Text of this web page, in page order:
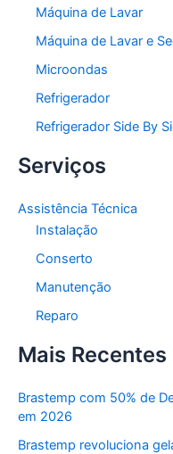
Máquina de Lavar
Máquina de Lavar e
Microondas
Refrigerador
Refrigerador Side By
Serviços
Assistência Técnica
Instalação
Conserto
Manutenção
Reparo
Mais Recentes
Brastemp com 50% de
em 2026
Brastemp revoluciona